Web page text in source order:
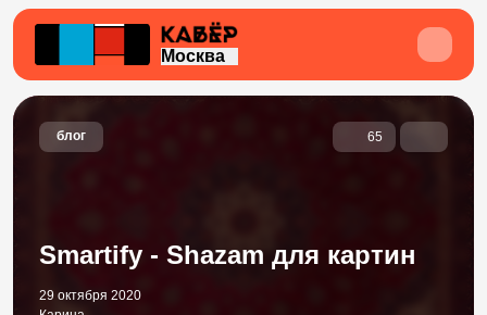
Москва
блог 65
Smartify - Shazam для картин
29 октября 2020